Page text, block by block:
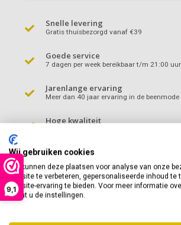
9,1
Snelle levering
Gratis thuisbezorgd vanaf €39
Goede service
7 dagen per week bereikbaar t/m 21:00 uur
Jarenlange ervaring
Meer dan 40 jaar ervaring in de beenmode
Hoge kwaliteit
Wij gebruiken cookies
We kunnen deze plaatsen voor analyse van onze
website te verbeteren, gepersonaliseerde inhoud te
website-ervaring te bieden. Voor meer informatie
opent u de instellingen.